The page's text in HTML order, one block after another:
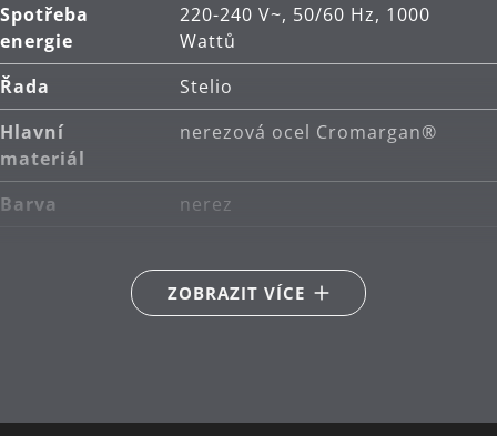
Spotřeba
energie
220-240 V~, 50/60 Hz, 1000
Wattů
Řada
Stelio
Hlavní
materiál
nerezová ocel Cromargan®
Barva nerez
ZOBRAZIT VÍCE